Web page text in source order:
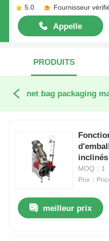
5.0
Fournisseur
Appelle
PRODUITS
capteur
MOQ：1
Prix：
meilleur prix